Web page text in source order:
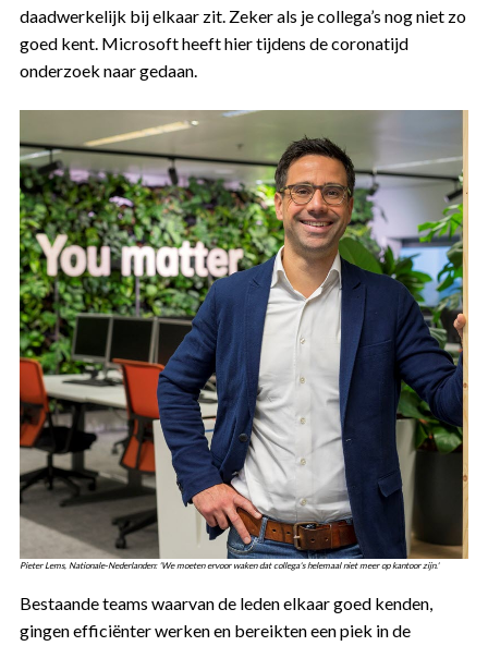
daadwerkelijk bij elkaar zit. Zeker als je collega’s nog niet zo
goed kent. Microsoft heeft hier tijdens de coronatijd
onderzoek naar gedaan.
Pieter Lems, Nationale-Nederlanden: 'We moeten ervoor waken dat collega's helemaal niet meer op kantoor zijn.'
Bestaande teams waarvan de leden elkaar goed kenden,
gingen efficiënter werken en bereikten een piek in de